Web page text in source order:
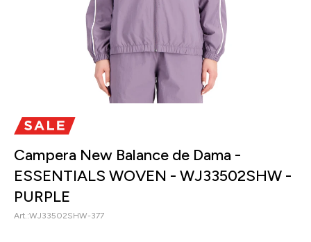
Campera New Balance de Dama -
ESSENTIALS WOVEN - WJ33502SHW -
PURPLE
WJ33502SHW-377